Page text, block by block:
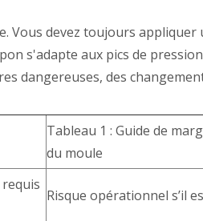
Vous devez toujours
s'adapte aux pics de
dangereuses, des
Tableau 1 : Guide de
du moule
Risque opérationnel s’il